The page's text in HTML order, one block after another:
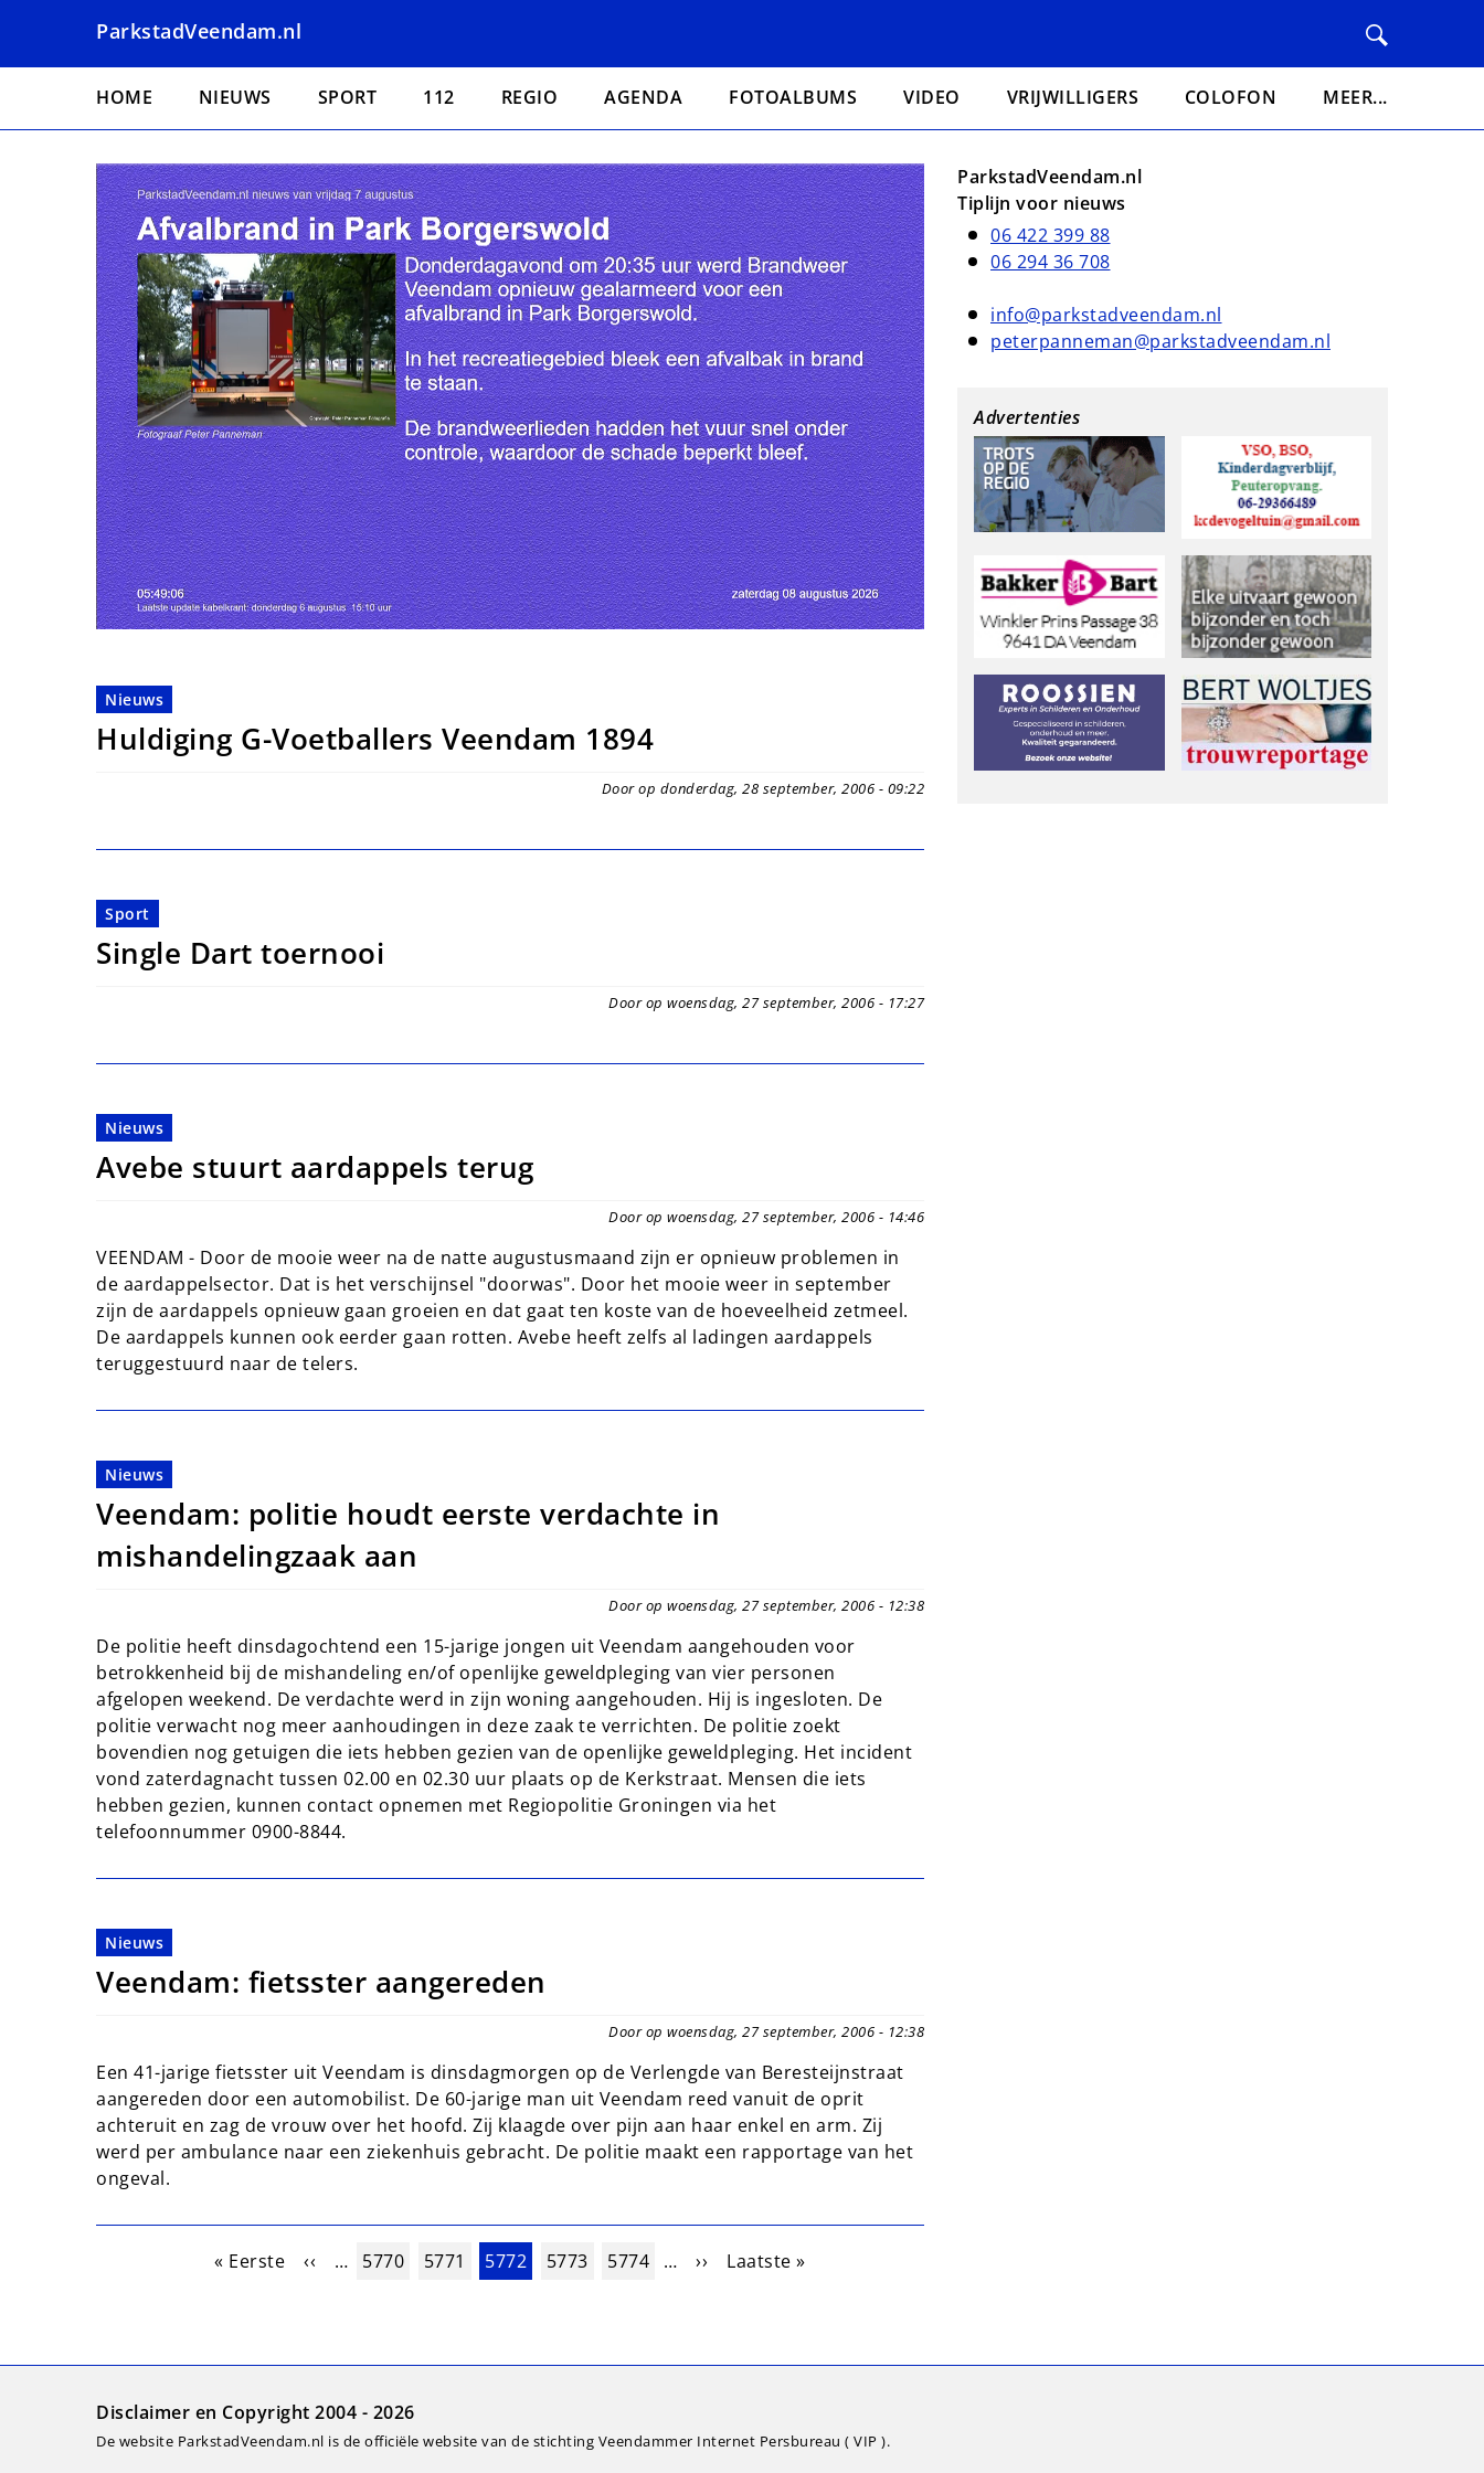
naar
ParkstadVeendam.nl
Hoofdnavigatie
HOME NIEUWS SPORT 112 REGIO AGENDA FOTOALBUMS VIDEO VRIJWILLIGERS COLOFON MEER...
Nieuws
Huldiging G-Voetballers Veendam 1894
Door op donderdag, 28 september, 2006 - 09:22
Sport
Single Dart toernooi
Door op woensdag, 27 september, 2006 - 17:27
Nieuws
Avebe stuurt aardappels terug
Door op woensdag, 27 september, 2006 - 14:46
VEENDAM - Door de mooie weer na de natte augustusmaand zijn er opnieuw problemen in
de aardappelsector. Dat is het verschijnsel "doorwas". Door het mooie weer in september
zijn de aardappels opnieuw gaan groeien en dat gaat ten koste van de hoeveelheid zetmeel.
De aardappels kunnen ook eerder gaan rotten. Avebe heeft zelfs al ladingen aardappels
teruggestuurd naar de telers.
Nieuws
Veendam: politie houdt eerste verdachte in
mishandelingzaak aan
Door op woensdag, 27 september, 2006 - 12:38
De politie heeft dinsdagochtend een 15-jarige jongen uit Veendam aangehouden voor
betrokkenheid bij de mishandeling en/of openlijke geweldpleging van vier personen
afgelopen weekend. De verdachte werd in zijn woning aangehouden. Hij is ingesloten. De
politie verwacht nog meer aanhoudingen in deze zaak te verrichten. De politie zoekt
bovendien nog getuigen die iets hebben gezien van de openlijke geweldpleging. Het incident
vond zaterdagnacht tussen 02.00 en 02.30 uur plaats op de Kerkstraat. Mensen die iets
hebben gezien, kunnen contact opnemen met Regiopolitie Groningen via het
telefoonnummer 0900-8844.
Nieuws
Veendam: fietsster aangereden
Door op woensdag, 27 september, 2006 - 12:38
Een 41-jarige fietsster uit Veendam is dinsdagmorgen op de Verlengde van Beresteijnstraat
aangereden door een automobilist. De 60-jarige man uit Veendam reed vanuit de oprit
achteruit en zag de vrouw over het hoofd. Zij klaagde over pijn aan haar enkel en arm. Zij
werd per ambulance naar een ziekenhuis gebracht. De politie maakt een rapportage van het
ongeval.
Paginering
Eerste pagina
« Eerste Vorige pagina
‹‹ … Pagina
5770 Pagina
5771 Huidige pagina
5772 Pagina
5773 Pagina
5774 … Volgende pagina
›› Laatste pagina
Laatste »
ParkstadVeendam.nl
Tiplijn voor nieuws
06 422 399 88
06 294 36 708
info@parkstadveendam.nl
peterpanneman@parkstadveendam.nl
Advertenties
Disclaimer en Copyright 2004 - 2026
De website ParkstadVeendam.nl is de officiële website van de stichting Veendammer Internet Persbureau ( VIP ).